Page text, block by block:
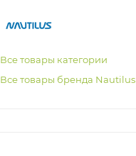
Все товары категории
Все товары бренда Nautilus